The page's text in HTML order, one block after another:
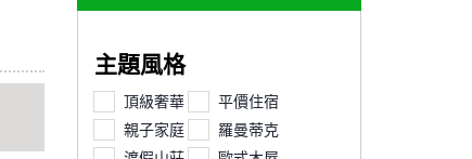
主題風格
頂級奢華
平價住宿
親子家庭
羅曼蒂克